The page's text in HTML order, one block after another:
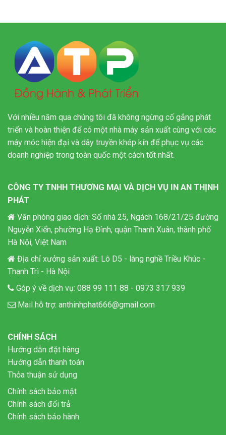
Với nhiều năm qua chúng tôi đã không ngừng cố gắng phát
triển và hoàn thiện để có một nhà máy sản xuất cùng với các
máy móc hiện đại và dây truyền khép kín để phục vụ các
doanh nghiệp trong toàn quốc một cách tốt nhất.
CÔNG TY TNHH THƯƠNG MẠI VÀ DỊCH VỤ IN AN THỊNH
PHÁT
Văn phòng giao dịch: Số nhà 25, Ngách 168/21/25 đường
Nguyễn Xiển, phường Hạ Đình, quận Thanh Xuân, thành phố
Hà Nội, Việt Nam
Địa chỉ xưởng sản xuất: Lô D5 - làng nghề Triều Khúc -
Thanh Trì - Hà Nội
Góp ý về dịch vụ: 088 99 111 88 - 0973 317 939
Mail hỗ trợ: anthinhphat666@gmail.com
CHÍNH SÁCH
Hướng dẫn đặt hàng
Hướng dẫn thanh toán
Thỏa thuận sử dụng
Chính sách bảo mật
Chính sách đổi trả
Chính sách bảo hành